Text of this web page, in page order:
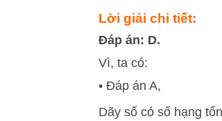
Lời giải chi tiết:
Đáp án: D.
Vì, ta có:
• Đáp án A,
Dãy số có số hạng